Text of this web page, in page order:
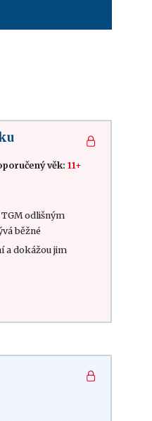
věk: 11+
odlišným
běžné
a dokážou jim